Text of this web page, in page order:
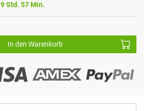
9 Std. 57 Min.
In den Warenkorb